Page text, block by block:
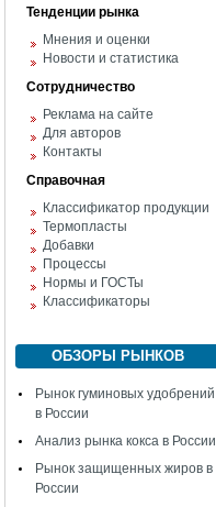
Тенденции рынка
Мнения и оценки
Новости и статистика
Сотрудничество
Реклама на сайте
Для авторов
Контакты
Справочная
Классификатор продукции
Термопласты
Добавки
Процессы
Нормы и ГОСТы
Классификаторы
ОБЗОРЫ РЫНКОВ
Рынок гуминовых удобрений
в России
Анализ рынка кокса в России
Рынок защищенных жиров в
России